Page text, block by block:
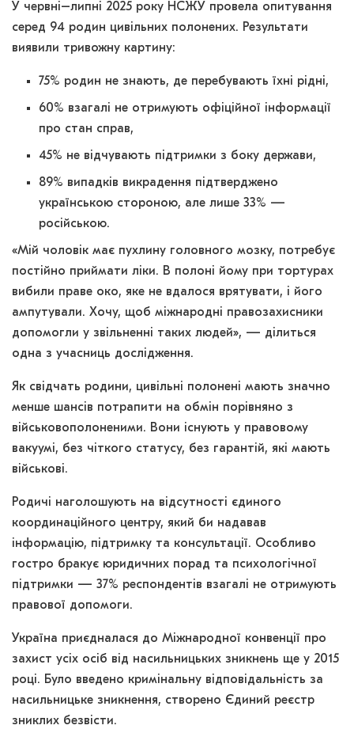
У червні–липні 2025 року НСЖУ провела опитування
серед 94 родин цивільних полонених. Результати
виявили тривожну картину:
75% родин не знають, де перебувають їхні рідні,
60% взагалі не отримують офіційної інформації
про стан справ,
45% не відчувають підтримки з боку держави,
89% випадків викрадення підтверджено
українською стороною, але лише 33% —
російською.
«Мій чоловік має пухлину головного мозку, потребує
постійно приймати ліки. В полоні йому при тортурах
вибили праве око, яке не вдалося врятувати, і його
ампутували. Хочу, щоб міжнародні правозахисники
допомогли у звільненні таких людей», — ділиться
одна з учасниць дослідження.
Як свідчать родини, цивільні полонені мають значно
менше шансів потрапити на обмін порівняно з
військовополоненими. Вони існують у правовому
вакуумі, без чіткого статусу, без гарантій, які мають
військові.
Родичі наголошують на відсутності єдиного
координаційного центру, який би надавав
інформацію, підтримку та консультації. Особливо
гостро бракує юридичних порад та психологічної
підтримки — 37% респондентів взагалі не отримують
правової допомоги.
Україна приєдналася до Міжнародної конвенції про
захист усіх осіб від насильницьких зникнень ще у 2015
році. Було введено кримінальну відповідальність за
насильницьке зникнення, створено Єдиний реєстр
зниклих безвісти.